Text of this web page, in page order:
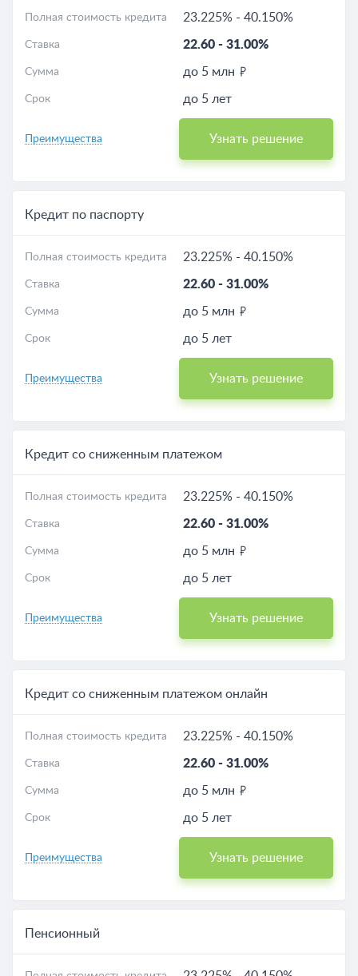
Полная стоимость кредита 23.225% - 40.150%
Ставка 22.60 - 31.00%
Сумма до 5 млн
Срок до 5 лет
Преимущества Узнать решение
Кредит по паспорту
Полная стоимость кредита 23.225% - 40.150%
Ставка 22.60 - 31.00%
Сумма до 5 млн
Срок до 5 лет
Преимущества Узнать решение
Кредит со сниженным платежом
Полная стоимость кредита 23.225% - 40.150%
Ставка 22.60 - 31.00%
Сумма до 5 млн
Срок до 5 лет
Преимущества Узнать решение
Кредит со сниженным платежом онлайн
Полная стоимость кредита 23.225% - 40.150%
Ставка 22.60 - 31.00%
Сумма до 5 млн
Срок до 5 лет
Преимущества Узнать решение
Пенсионный